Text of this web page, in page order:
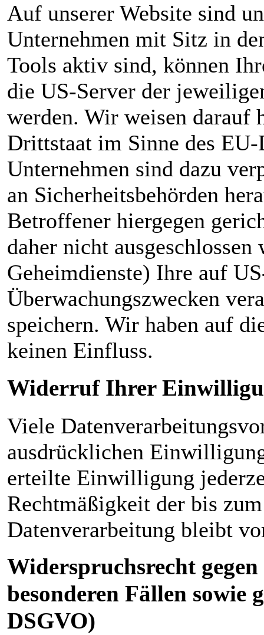
Auf unserer Website sind
Unternehmen mit Sitz in
Tools aktiv sind, können
die US-Server der
werden. Wir weisen darauf
Drittstaat im Sinne des
Unternehmen sind dazu
an Sicherheitsbehörden
Betroffener hiergegen
daher nicht
Geheimdienste) Ihre auf
Überwachungszwecken
speichern. Wir haben auf
keinen Einfluss.
Widerruf Ihrer
Viele
ausdrücklichen
erteilte Einwilligung
Rechtmäßigkeit der bis
Datenverarbeitung bleibt
Widerspruchsrecht
besonderen Fällen sowie
DSGVO)